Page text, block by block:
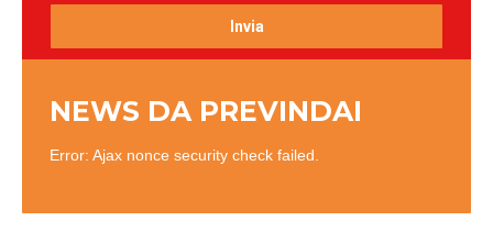
NEWS DA PREVINDAI
Error: Ajax nonce security check failed.